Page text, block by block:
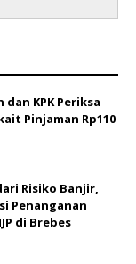
dan KPK Periksa
Pinjaman Rp110
Risiko Banjir,
Penanganan
di Brebes